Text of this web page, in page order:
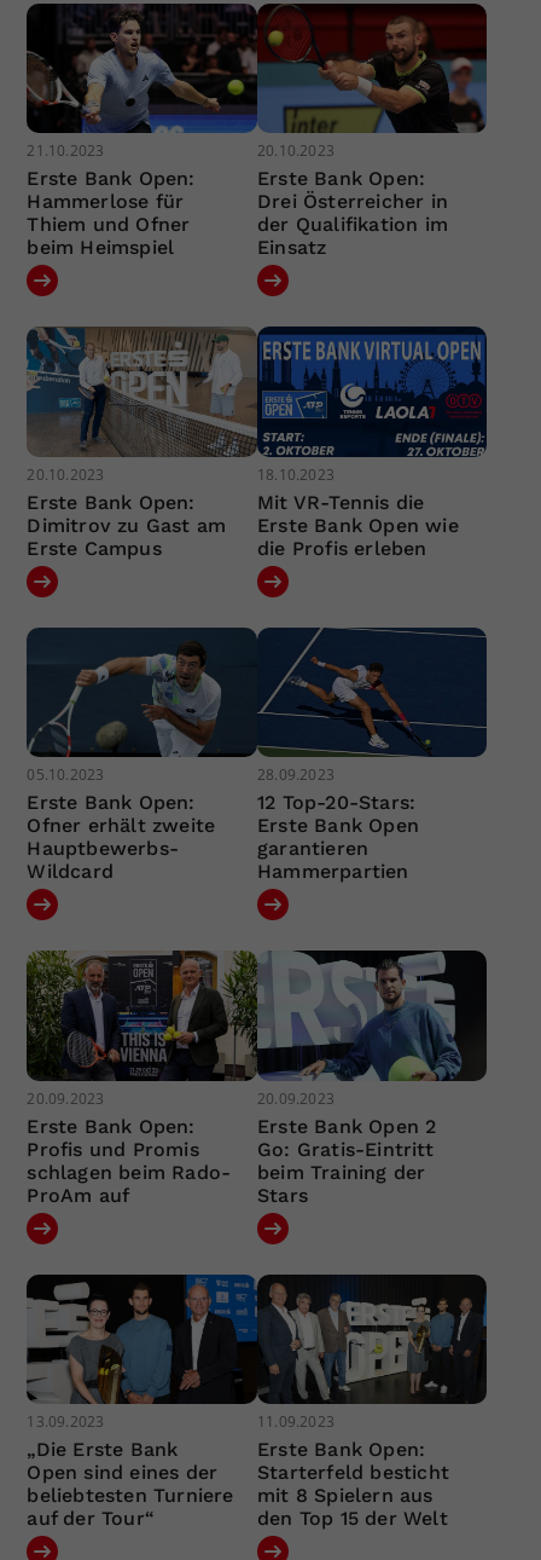
21.10.2023
Erste Bank Open:
Hammerlose für
Thiem und Ofner
beim Heimspiel
20.10.2023
Erste Bank Open:
Drei Österreicher in
der Qualifikation im
Einsatz
20.10.2023
Erste Bank Open:
Dimitrov zu Gast am
Erste Campus
18.10.2023
Mit VR-Tennis die
Erste Bank Open wie
die Profis erleben
05.10.2023
Erste Bank Open:
Ofner erhält zweite
Hauptbewerbs-
Wildcard
28.09.2023
12 Top-20-Stars:
Erste Bank Open
garantieren
Hammerpartien
20.09.2023
Erste Bank Open:
Profis und Promis
schlagen beim Rado-
ProAm auf
20.09.2023
Erste Bank Open 2
Go: Gratis-Eintritt
beim Training der
Stars
13.09.2023
„Die Erste Bank
Open sind eines der
beliebtesten Turniere
auf der Tour“
11.09.2023
Erste Bank Open:
Starterfeld besticht
mit 8 Spielern aus
den Top 15 der Welt